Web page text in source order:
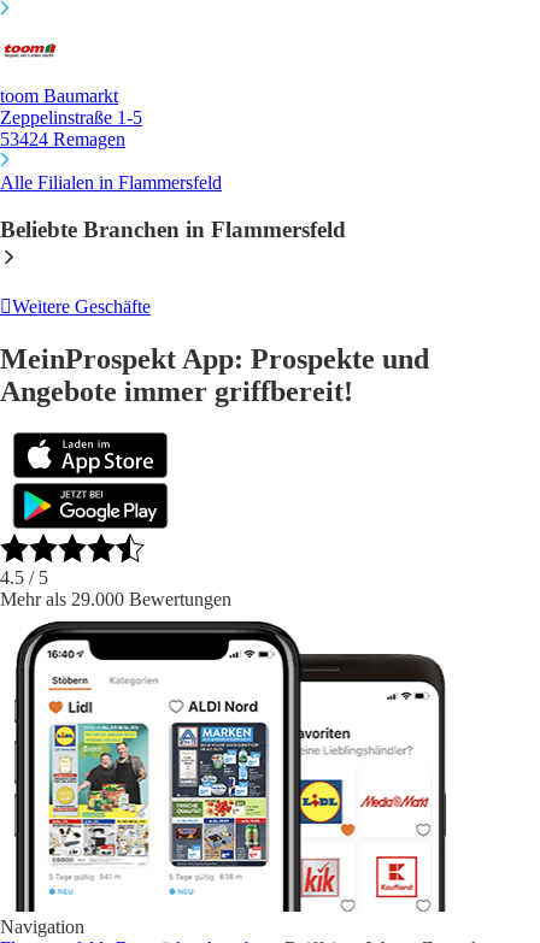
toom Baumarkt
Zeppelinstraße 1-5
53424 Remagen
Alle Filialen in Flammersfeld
Beliebte Branchen in Flammersfeld
Weitere Geschäfte
MeinProspekt App: Prospekte und
Angebote immer griffbereit!
4.5 / 5
Mehr als 29.000 Bewertungen
Navigation